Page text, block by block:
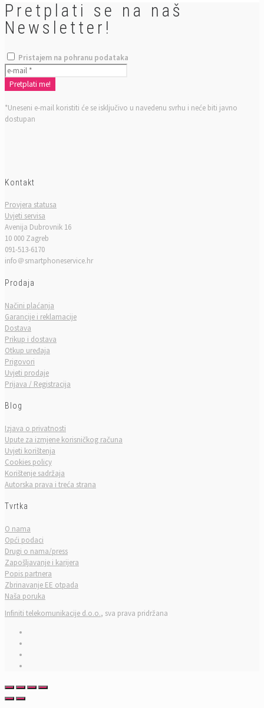
Pretplati se na naš
Newsletter!
Pristajem na pohranu podataka
*Uneseni e-mail koristiti će se isključivo u navedenu svrhu i neće biti javno
dostupan
Kontakt
Provjera statusa
Uvjeti servisa
Avenija Dubrovnik 16
10 000 Zagreb
091-513-6170
info＠smartphoneservice.hr
Prodaja
Načini plaćanja
Garancije i reklamacije
Dostava
Prikup i dostava
Otkup uređaja
Prigovori
Uvjeti prodaje
Prijava / Registracija
Blog
Izjava o privatnosti
Upute za izmjene korisničkog računa
Uvjeti korištenja
Cookies policy
Korištenje sadržaja
Autorska prava i treća strana
Tvrtka
O nama
Opći podaci
Drugi o nama/press
Zapošljavanje i karijera
Popis partnera
Zbrinavanje EE otpada
Naša poruka
Infiniti telekomunikacije d.o.o., sva prava pridržana